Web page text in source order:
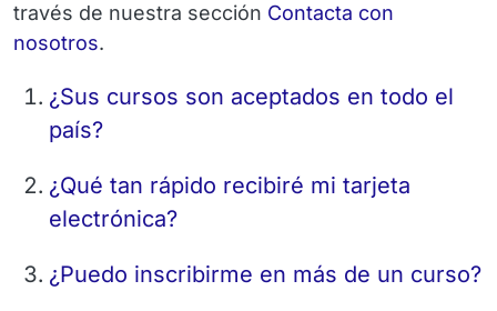
través de nuestra sección Contacta con
nosotros.
¿Sus cursos son aceptados en todo el
país?
¿Qué tan rápido recibiré mi tarjeta
electrónica?
¿Puedo inscribirme en más de un curso?